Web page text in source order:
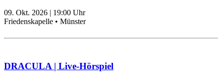
09. Okt. 2026 | 19:00 Uhr
Friedenskapelle • Münster
DRACULA | Live-Hörspiel